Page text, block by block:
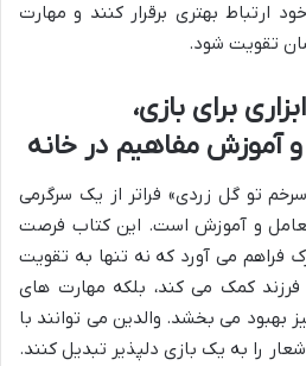
ارتباط بهتری برقرار کنند و مهارت
تقویت شود.
برای بازی،
آموزش مفاهیم در خانه
تو گل زردی» فراتر از یک سرگرمی
تعامل و آموزش است. این کتاب فرصت
فراهم می آورد که نه تنها به تقویت
فرزند کمک می کند، بلکه مهارت های
بهبود می بخشد. والدین می توانند با
را به یک بازی دلپذیر تبدیل کنند.